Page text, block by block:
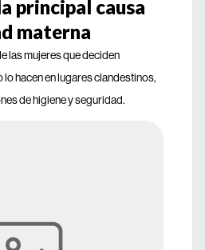
principal causa
materna
las mujeres que deciden
hacen en lugares clandestinos,
de higiene y seguridad.